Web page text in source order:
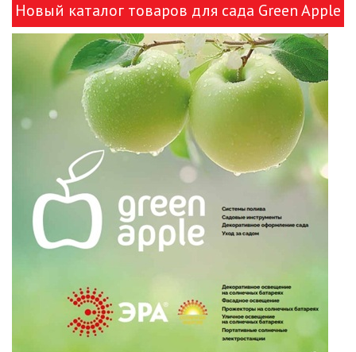
ИЗОЛЯЦИОННАЯ ЛЕНТА
ИНФРАКРАСНЫЕ ЛАМПЫ
ИСТОЧНИКИ СВЕТА
КАБЕЛЕНЕСУЩИЕ СИСТЕМЫ
КЛЕЙКИЕ ЛЕНТЫ
ЛЕНТЫ СВЕТОДИОДНЫЕ (LED
ЛЕНТЫ)
ЛИНЕЙНЫЕ СВЕТОДИОДНЫЕ
СВЕТИЛЬНИКИ
Новый каталог товаров для сада Green Apple
и ЭРА!